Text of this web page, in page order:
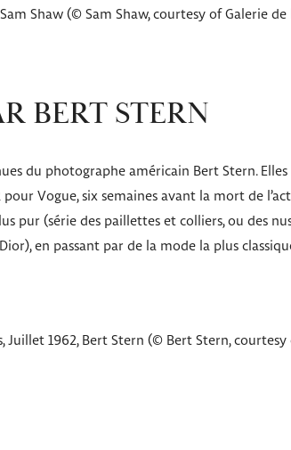
Shaw (© Sam Shaw, courtesy of Galerie de
BERT STERN
du photographe américain Bert Stern.
Vogue, six semaines avant la mort de
pur (série des paillettes et colliers, ou des
en passant par de la mode la plus
Juillet 1962, Bert Stern (© Bert Stern, courtesy